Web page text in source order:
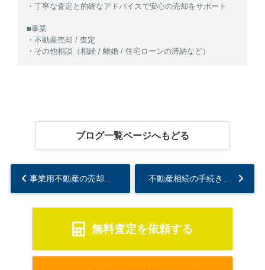
・丁寧な査定と的確なアドバイスで安心の売却をサポート
■事業
・不動産売却 / 査定
・その他相談（相続 / 離婚 / 住宅ローンの滞納など）
ブログ一覧ページへもどる
無料査定を依頼する